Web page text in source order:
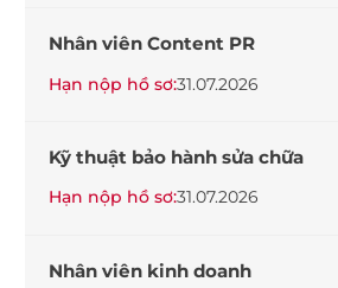
Nhân viên Content PR
Hạn nộp hồ sơ:31.07.2026
Kỹ thuật bảo hành sửa chữa
Hạn nộp hồ sơ:31.07.2026
Nhân viên kinh doanh